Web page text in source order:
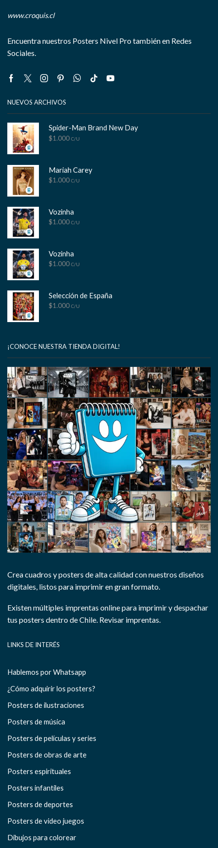
www.croquis.cl
Encuentra nuestros Posters Nivel Pro también en Redes
Sociales.
Facebook
TwitterInstagram
PinterestWhatsapp
Tik- Youtube
NUEVOS ARCHIVOS
Spider-Man Brand New Day
$1.000 C/U
Mariah Carey
$1.000 C/U
Vozinha
$1.000 C/U
Vozinha
$1.000 C/U
Selección de España
$1.000 C/U
¡CONOCE NUESTRA TIENDA DIGITAL!
Crea cuadros y posters de alta calidad con nuestros diseños
digitales, listos para imprimir en gran formato.
Existen múltiples imprentas online para imprimir y despachar
tus posters dentro de Chile. Revisar imprentas.
LINKS DE INTERÉS
Hablemos por Whatsapp
¿Cómo adquirir los posters?
Posters de ilustraciones
Posters de música
Posters de películas y series
Posters de obras de arte
Posters espirituales
Posters infantiles
Posters de deportes
Posters de video juegos
Dibujos para colorear